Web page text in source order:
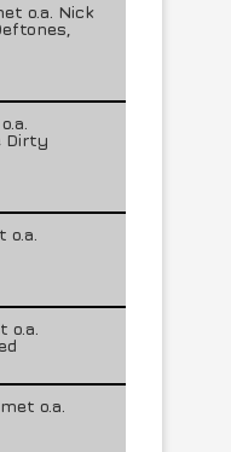
o.a. Nick
Dirty
o.a.